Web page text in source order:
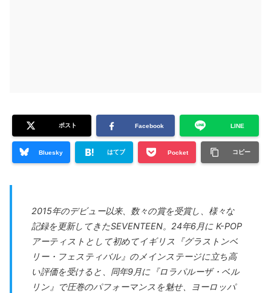
ポスト Facebook LINE
Bluesky はてブ Pocket コピー
2015年のデビュー以来、数々の賞を受賞し、様々な
記録を更新してきたSEVENTEEN。24年6月に K-POP
アーティストとして初めてイギリス『グラストンベ
リー・フェスティバル』のメインステージに立ち高
い評価を受けると、同年9月に『ロラパルーザ・ベル
リン』で圧巻のパフォーマンスを魅せ、ヨーロッパ